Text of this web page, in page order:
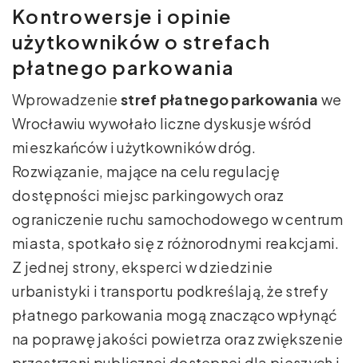
Kontrowersje i opinie
użytkowników o strefach
płatnego parkowania
Wprowadzenie stref płatnego parkowania we
Wrocławiu wywołało liczne dyskusje wśród
mieszkańców i użytkowników dróg.
Rozwiązanie, mające na celu regulację
dostępności miejsc parkingowych oraz
ograniczenie ruchu samochodowego w centrum
miasta, spotkało się z różnorodnymi reakcjami.
Z jednej strony, eksperci w dziedzinie
urbanistyki i transportu podkreślają, że strefy
płatnego parkowania mogą znacząco wpłynąć
na poprawę jakości powietrza oraz zwiększenie